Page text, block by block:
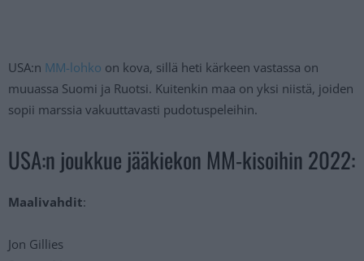
USA:n MM-lohko on kova, sillä heti kärkeen vastassa on
muuassa Suomi ja Ruotsi. Kuitenkin maa on yksi niistä, joiden
sopii marssia vakuuttavasti pudotuspeleihin.
USA:n joukkue jääkiekon MM-kisoihin 2022:
Maalivahdit:
Jon Gillies